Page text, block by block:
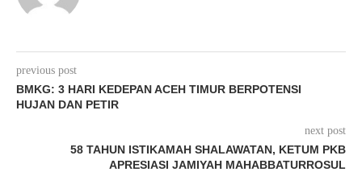
previous post
BMKG: 3 HARI KEDEPAN ACEH TIMUR BERPOTENSI
HUJAN DAN PETIR
next post
58 TAHUN ISTIKAMAH SHALAWATAN, KETUM PKB
APRESIASI JAMIYAH MAHABBATURROSUL